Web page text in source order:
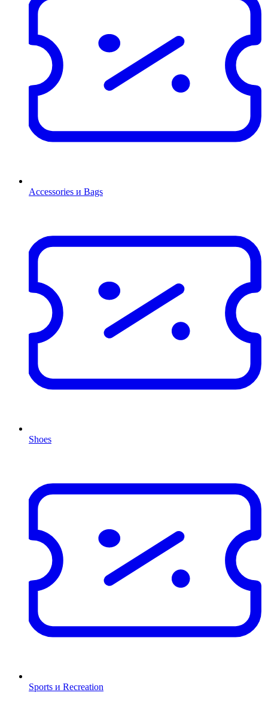
Accessories и Bags
Shoes
Sports и Recreation